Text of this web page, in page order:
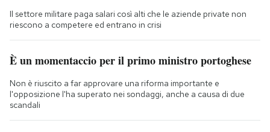
Il settore militare paga salari così alti che le aziende private non
riescono a competere ed entrano in crisi
È un momentaccio per il primo ministro portoghese
Non è riuscito a far approvare una riforma importante e
l'opposizione l'ha superato nei sondaggi, anche a causa di due
scandali